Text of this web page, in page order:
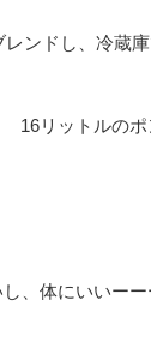
ンドし、冷蔵
16リットルのポ
体にいいーー